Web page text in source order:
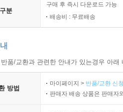
분
구매 후 즉시 다운로드 가능
배송비 : 무료배송
품/교환과 관련한 안내가 있는경우 아
방법
마이페이지 > 반품/교환 신
판매자 배송 상품은 판매자